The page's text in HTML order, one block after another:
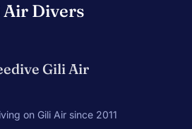
Air Divers
Gili Air
on Gili Air since 2011